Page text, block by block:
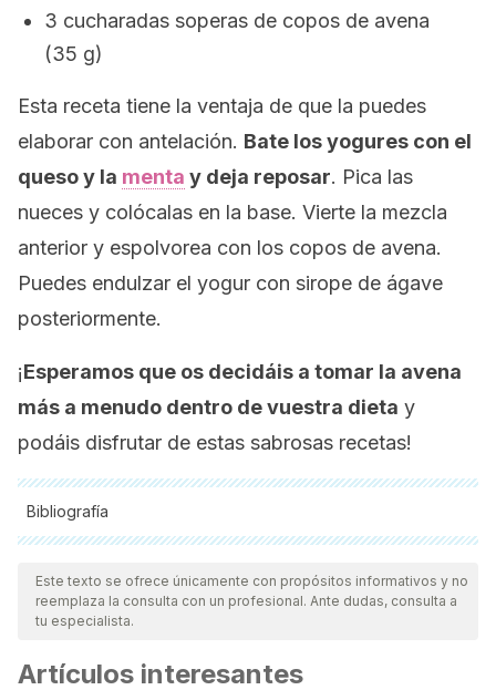
3 cucharadas soperas de copos de avena
(35 g)
Esta receta tiene la ventaja de que la puedes
elaborar con antelación. Bate los yogures con el
queso y la menta y deja reposar. Pica las
nueces y colócalas en la base. Vierte la mezcla
anterior y espolvorea con los copos de avena.
Puedes endulzar el yogur con sirope de ágave
posteriormente.
¡Esperamos que os decidáis a tomar la avena
más a menudo dentro de vuestra dieta y
podáis disfrutar de estas sabrosas recetas!
Bibliografía
Todas las fuentes citadas fueron revisadas a profundidad por
nuestro equipo, para asegurar su calidad, confiabilidad,
vigencia y validez.La bibliografía de este artículo fue
científica.
Este texto se ofrece únicamente con propósitos informativos y no
reemplaza la consulta con un profesional. Ante dudas, consulta a
tu especialista.
Artículos interesantes